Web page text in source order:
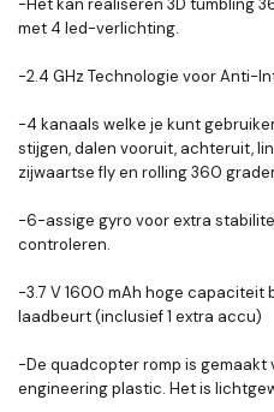
-Het kan realiseren 3D tumbling
met 4 led-verlichting.
-2.4 GHz Technologie voor Anti-
-4 kanaals welke je kunt
stijgen, dalen vooruit, achteruit,
zijwaartse fly en rolling 360
-6-assige gyro voor extra
controleren.
-3.7 V 1600 mAh hoge capaciteit
laadbeurt (inclusief 1 extra accu)
-De quadcopter romp is gemaakt
engineering plastic. Het is